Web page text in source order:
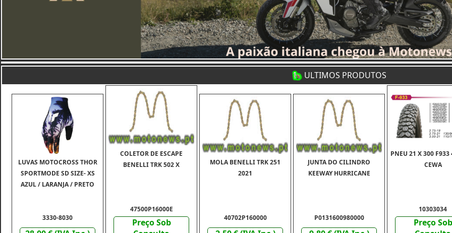
ULTIMOS PRODUTOS
LUVAS MOTOCROSS THOR
SPORTMODE SD SIZE- XS
AZUL / LARANJA / PRETO
3330-8030
COLETOR DE ESCAPE
BENELLI TRK 502 X
47500P16000E
Preço Sob
MOLA BENELLI TRK 251
2021
40702P160000
JUNTA DO CILINDRO
KEEWAY HURRICANE
P0131600980000
PNEU 21 X 300 F933
CEWA
10303034
Preço Sob